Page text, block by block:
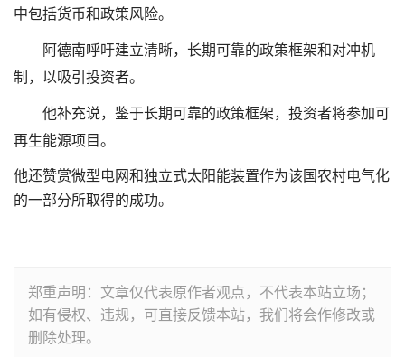
中包括货币和政策风险。
阿德南呼吁建立清晰，长期可靠的政策框架和对冲机
制，以吸引投资者。
他补充说，鉴于长期可靠的政策框架，投资者将参加可
再生能源项目。
他还赞赏微型电网和独立式太阳能装置作为该国农村电气化
的一部分所取得的成功。
郑重声明：文章仅代表原作者观点，不代表本站立场；
如有侵权、违规，可直接反馈本站，我们将会作修改或
删除处理。